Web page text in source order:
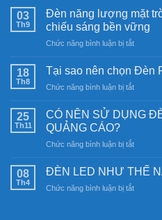
03
Th9
Đèn năng lượng mặt
chiếu sáng bền vững
Chức năng bình luận bị tắtở
năng
mặt
Khám
nghệ
sáng
18
Th8
Tại sao nên chọn Đèn
Chức năng bình luận bị tắtở
sao
Đèn
Nam
6SS-
25
Th11
CÓ NÊN SỬ DỤNG
QUẢNG CÁO?
Chức năng bình luận bị tắtở
NÊN
DỤNG
08
Th4
ĐÈN LED NHƯ THẾ
Chức năng bình luận bị tắtở